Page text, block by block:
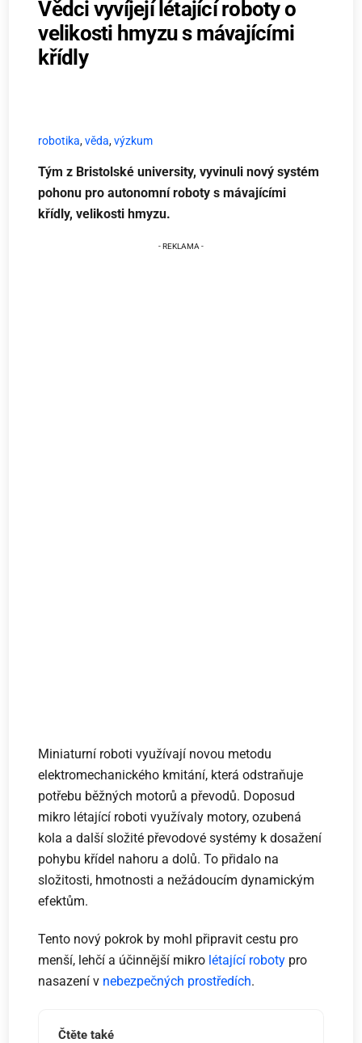
Vědci vyvíjejí létající roboty o
velikosti hmyzu s mávajícími
křídly
robotika,věda,výzkum
Tým z Bristolské university, vyvinuli nový systém
pohonu pro autonomní roboty s mávajícími
křídly, velikosti hmyzu.
Miniaturní roboti využívají novou metodu
elektromechanického kmitání, která odstraňuje
potřebu běžných motorů a převodů. Doposud
mikro létající roboti využívaly motory, ozubená
kola a další složité převodové systémy k dosažení
pohybu křídel nahoru a dolů. To přidalo na
složitosti, hmotnosti a nežádoucím dynamickým
efektům.
Tento nový pokrok by mohl připravit cestu pro
menší, lehčí a účinnější mikro létající roboty pro
nasazení v nebezpečných prostředích.
Čtěte také